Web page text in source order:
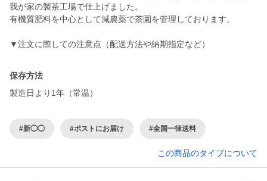
我が家の製茶工場で仕上げました。
有機質肥料を中心として減農薬で茶園を管理しております。
▼注文に際しての注意点（配送方法や納期指定など）
保存方法
製造日より1年（常温）
#新◯◯ #ポストにお届け #全国一律送料
この商品のタイプについて